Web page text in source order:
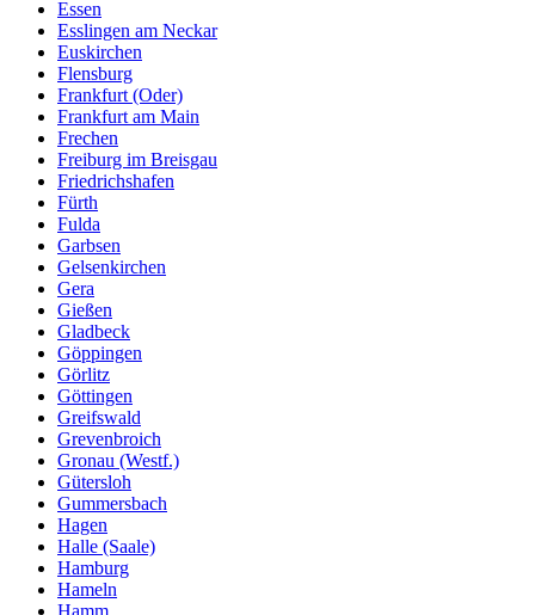
Essen
Esslingen am Neckar
Euskirchen
Flensburg
Frankfurt (Oder)
Frankfurt am Main
Frechen
Freiburg im Breisgau
Friedrichshafen
Fürth
Fulda
Garbsen
Gelsenkirchen
Gera
Gießen
Gladbeck
Göppingen
Görlitz
Göttingen
Greifswald
Grevenbroich
Gronau (Westf.)
Gütersloh
Gummersbach
Hagen
Halle (Saale)
Hamburg
Hameln
Hamm